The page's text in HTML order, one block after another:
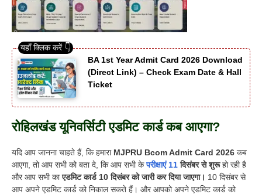
BA 1st Year Admit Card 2026 Download
(Direct Link) – Check Exam Date & Hall
Ticket
रोहिलखंड यूनिवर्सिटी एडमिट कार्ड कब आएगा?
यदि आप जानना चाहते हैं, कि हमारा MJPRU Bcom Admit Card 2026 कब
आएगा, तो आप सभी को बता दे, कि आप सभी केपरीक्षाएं 11दिसंबर से शुरूहो रही है
और आप सभी काएडमिट कार्ड 10 दिसंबर को जारी कर दिया जाएगा। 10 दिसंबर से
आप अपने एडमिट कार्ड को निकाल सकते हैं। और आपको अपने एडमिट कार्ड को